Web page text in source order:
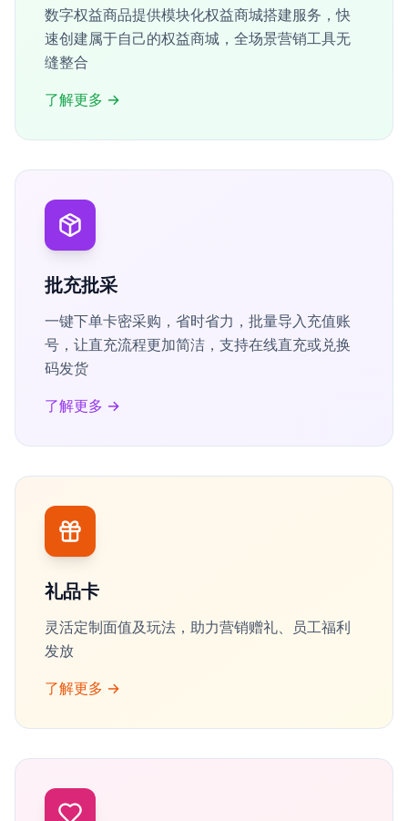
数字权益商品提供模块化权益商城搭建服务，快
速创建属于自己的权益商城，全场景营销工具无
缝整合
了解更多 →
批充批采
一键下单卡密采购，省时省力，批量导入充值账
号，让直充流程更加简洁，支持在线直充或兑换
码发货
了解更多 →
礼品卡
灵活定制面值及玩法，助力营销赠礼、员工福利
发放
了解更多 →